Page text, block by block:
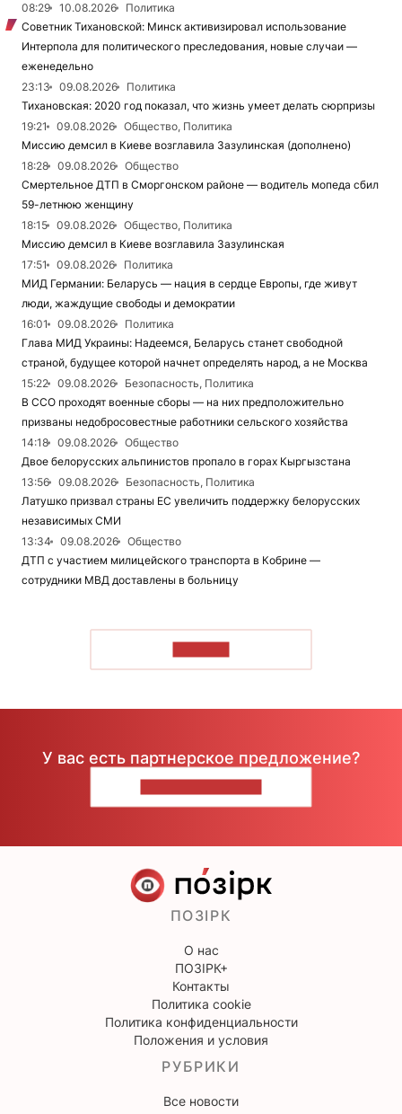
08:29
10.08.2026
Политика
Советник Тихановской: Минск активизировал использование
Интерпола для политического преследования, новые случаи —
еженедельно
23:13
09.08.2026
Политика
Тихановская: 2020 год показал, что жизнь умеет делать сюрпризы
19:21
09.08.2026
Общество, Политика
Миссию демсил в Киеве возглавила Зазулинская (дополнено)
18:28
09.08.2026
Общество
Смертельное ДТП в Сморгонском районе — водитель мопеда сбил
59-летнюю женщину
18:15
09.08.2026
Общество, Политика
Миссию демсил в Киеве возглавила Зазулинская
17:51
09.08.2026
Политика
МИД Германии: Беларусь — нация в сердце Европы, где живут
люди, жаждущие свободы и демократии
16:01
09.08.2026
Политика
Глава МИД Украины: Надеемся, Беларусь станет свободной
страной, будущее которой начнет определять народ, а не Москва
15:22
09.08.2026
Безопасность, Политика
В ССО проходят военные сборы — на них предположительно
призваны недобросовестные работники сельского хозяйства
14:18
09.08.2026
Общество
Двое белорусских альпинистов пропало в горах Кыргызстана
13:56
09.08.2026
Безопасность, Политика
Латушко призвал страны ЕС увеличить поддержку белорусских
независимых СМИ
13:34
09.08.2026
Общество
ДТП с участием милицейского транспорта в Кобрине —
сотрудники МВД доставлены в больницу
У вас есть партнерское предложение?
ПОЗІРК
О нас
ПОЗІРК+
Контакты
Политика cookie
Политика конфиденциальности
Положения и условия
РУБРИКИ
Все новости